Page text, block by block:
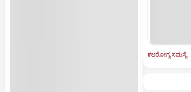
#ಆರೋಗ್ಯ ಸಮಸ್ಯೆ